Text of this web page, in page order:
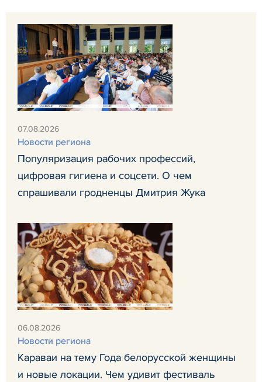
07.08.2026
Новости региона
Популяризация рабочих профессий,
цифровая гигиена и соцсети. О чем
спрашивали гродненцы Дмитрия Жука
06.08.2026
Новости региона
Караваи на тему Года белорусской женщины
и новые локации. Чем удивит фестиваль